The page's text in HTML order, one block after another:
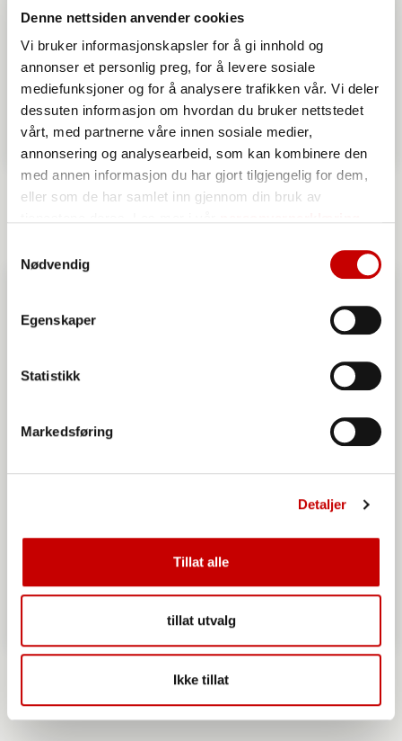
Denne nettsiden anvender cookies
Vi bruker informasjonskapsler for å gi innhold og
annonser et personlig preg, for å levere sosiale
mediefunksjoner og for å analysere trafikken vår. Vi deler
dessuten informasjon om hvordan du bruker nettstedet
vårt, med partnerne våre innen sosiale medier,
annonsering og analysearbeid, som kan kombinere den
med annen informasjon du har gjort tilgjengelig for dem,
eller som de har samlet inn gjennom din bruk av
Nødvendig
Egenskaper
Statistikk
Markedsføring
Detaljer
Tillat alle
tillat utvalg
Ikke tillat
Fastelavnsboller
OVER 60 ENKEL